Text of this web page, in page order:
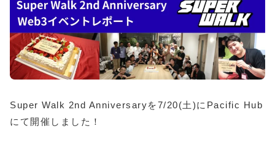
Super Walk 2nd Anniversaryを7/20(土)にPacific Hub
にて開催しました！